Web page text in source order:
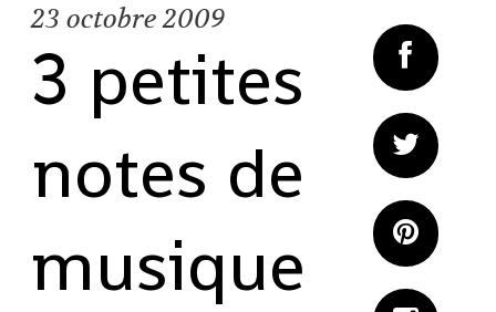
23 octobre 2009
3 petites
notes de
musique